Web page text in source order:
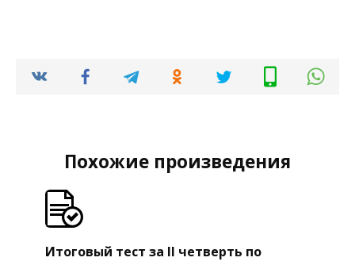
Похожие произведения
Итоговый тест за II четверть по